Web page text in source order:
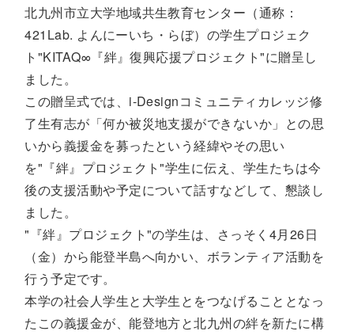
北九州市立大学地域共生教育センター（通称：
421Lab. よんにーいち・らぼ）の学生プロジェク
ト"KITAQ∞『絆』復興応援プロジェクト"に贈呈し
ました。
この贈呈式では、i-Designコミュニティカレッジ修
了生有志が「何か被災地支援ができないか」との思
いから義援金を募ったという経緯やその思い
を"『絆』プロジェクト"学生に伝え、学生たちは今
後の支援活動や予定について話すなどして、懇談し
ました。
"『絆』プロジェクト"の学生は、さっそく4月26日
（金）から能登半島へ向かい、ボランティア活動を
行う予定です。
本学の社会人学生と大学生とをつなげることとなっ
たこの義援金が、能登地方と北九州の絆を新たに構